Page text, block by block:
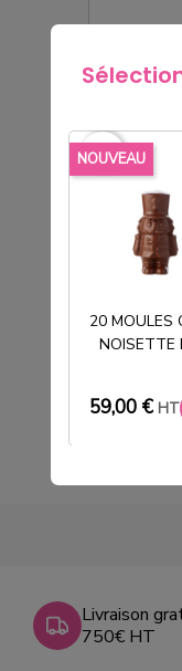
NOUVEAU
20 MOULES
NOISETTE
59,00 € HT
favorite_border
50
Livraison
750€ HT